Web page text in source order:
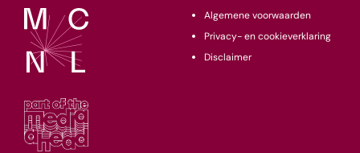
Algemene voorwaarden
Privacy- en cookieverklaring
Disclaimer